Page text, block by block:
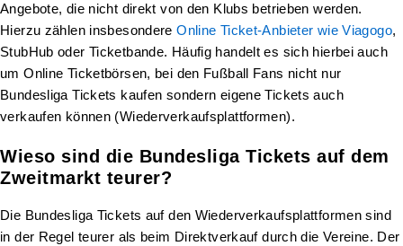
Angebote, die nicht direkt von den Klubs betrieben werden.
Hierzu zählen insbesondereOnline Ticket-Anbieter wie Viagogo,
StubHub oder Ticketbande. Häufig handelt es sich hierbei auch
um Online Ticketbörsen, bei den Fußball Fans nicht nur
Bundesliga Tickets kaufen sondern eigene Tickets auch
verkaufen können (Wiederverkaufsplattformen).
Wieso sind die Bundesliga Tickets auf dem
Zweitmarkt teurer?
Die Bundesliga Tickets auf den Wiederverkaufsplattformen sind
in der Regel teurer als beim Direktverkauf durch die Vereine. Der